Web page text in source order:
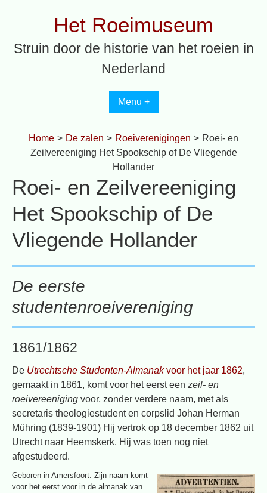
Het Roeimuseum
Struin door de historie van het roeien in
Nederland
Menu +
Home > De zalen > Roeiverenigingen > Roei- en
Zeilvereeniging Het Spookschip of De Vliegende
Hollander
Roei- en Zeilvereeniging
Het Spookschip of De
Vliegende Hollander
De eerste
studentenroeivereniging
1861/1862
De Utrechtsche Studenten-Almanakvoor het jaar 1862,
gemaakt in 1861, komt voor het eerst een zeil- en
roeivereeniging voor, zonder verdere naam, met als
secretaris theologiestudent en corpslid Johan Herman
Mühring (1839-1901) Hij vertrok op 18 december 1862 uit
Utrecht naar Heemskerk. Hij was toen nog niet
afgestudeerd.
Geboren in Amersfoort. Zijn naam komt
voor het eerst voor in de almanak van